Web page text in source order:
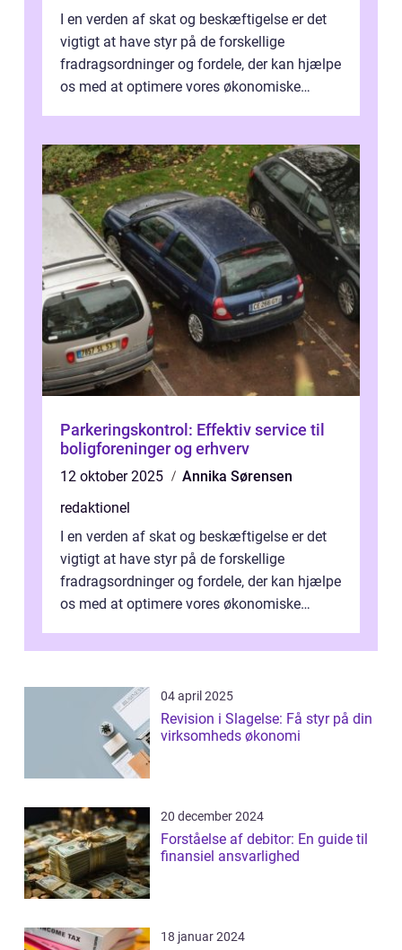
I en verden af skat og beskæftigelse er det
vigtigt at have styr på de forskellige
fradragsordninger og fordele, der kan hjælpe
os med at optimere vores økonomiske
Parkeringskontrol: Effektiv service til
boligforeninger og erhverv
12 oktober 2025
Annika Sørensen
redaktionel
I en verden af skat og beskæftigelse er det
vigtigt at have styr på de forskellige
fradragsordninger og fordele, der kan hjælpe
os med at optimere vores økonomiske
04 april 2025
Revision i Slagelse: Få styr på din
virksomheds økonomi
20 december 2024
Forståelse af debitor: En guide til
finansiel ansvarlighed
18 januar 2024